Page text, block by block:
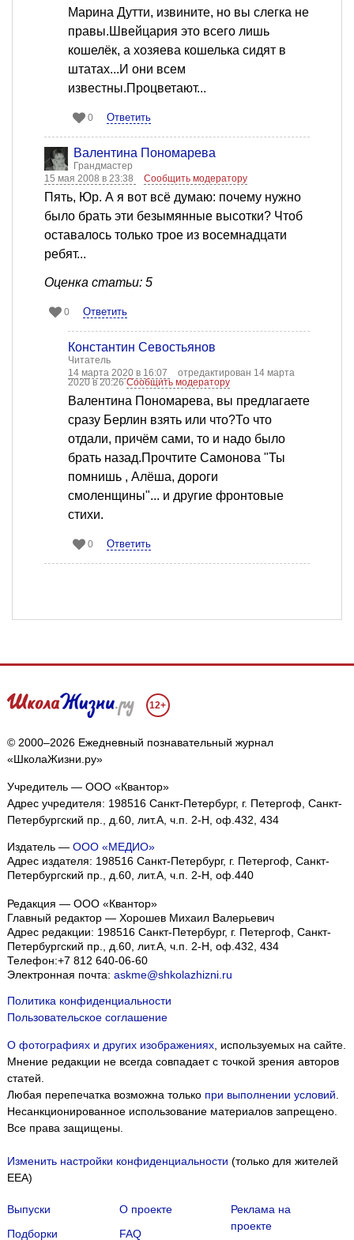
Марина Дутти, извините, но вы слегка не
правы.Швейцария это всего лишь
кошелёк, а хозяева кошелька сидят в
штатах...И они всем
известны.Процветают...
0 Ответить
Валентина Пономарева
Грандмастер
15 мая 2008 в 23:38
Сообщить модератору
Пять, Юр. А я вот всё думаю: почему нужно
было брать эти безымянные высотки? Чтоб
оставалось только трое из восемнадцати
ребят...
Оценка статьи: 5
0 Ответить
Константин Севостьянов
Читатель
14 марта 2020 в 16:07
отредактирован 14 марта
2020 в 20:26Сообщить модератору
Валентина Пономарева, вы предлагаете
сразу Берлин взять или что?То что
отдали, причём сами, то и надо было
брать назад.Прочтите Самонова "Ты
помнишь , Алёша, дороги
смоленщины"... и другие фронтовые
стихи.
0 Ответить
12+
© 2000–2026 Ежедневный познавательный журнал
«ШколаЖизни.ру»
Учредитель — ООО «Квантор»
Адрес учредителя: 198516 Санкт-Петербург, г. Петергоф, Санкт-
Петербургский пр., д.60, лит.А, ч.п. 2-Н, оф.432, 434
Издатель — ООО «МЕДИО»
Адрес издателя: 198516 Санкт-Петербург, г. Петергоф, Санкт-
Петербургский пр., д.60, лит.А, ч.п. 2-Н, оф.440
Редакция — ООО «Квантор»
Главный редактор — Хорошев Михаил Валерьевич
Адрес редакции: 198516 Санкт-Петербург, г. Петергоф Санкт-
Петербургский пр., д.60, лит.А, ч.п. 2-Н, оф.432, 434
Телефон:+7 812 640-06-60
Электронная почта: askme@shkolazhizni.ru
Политика конфиденциальности
Пользовательское соглашение
О фотографиях и других изображениях, используемых на сайте.
Мнение редакции не всегда совпадает с точкой зрения авторов
статей.
Любая перепечатка возможна только при выполнении условий
Несанкционированное использование материалов запрещено.
Все права защищены.
Изменить настройки конфиденциальности (только для жителей
EEA)
Выпуски
Подборки
О проекте
FAQ
Реклама на
проекте